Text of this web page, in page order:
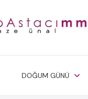
DOĞUM GÜNÜ